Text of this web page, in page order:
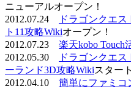
ニューアルオープン！
2012.07.24
ドラゴンクエス
ト11攻略Wikiオープン！
2012.07.23 楽天kobo Touch
2012.05.30
ドラゴンクエ
ーランド3D攻略Wikiスター
2012.04.10 簡単にファミコ